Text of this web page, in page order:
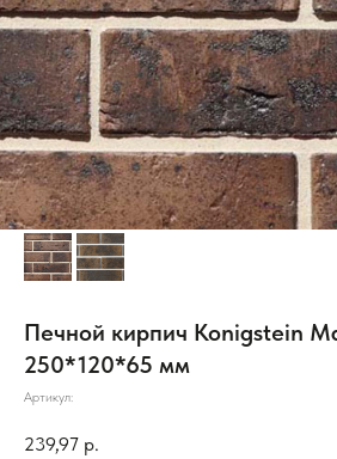
Печной кирпич Konigstein
250*120*65 мм
Артикул:
239,97 р.